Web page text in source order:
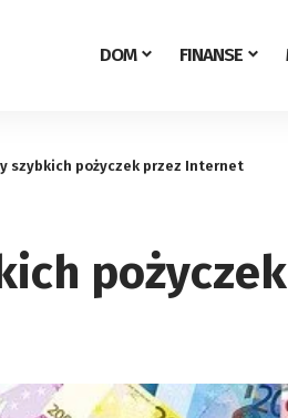
DOM FINANSE
szybkich pożyczek przez Internet